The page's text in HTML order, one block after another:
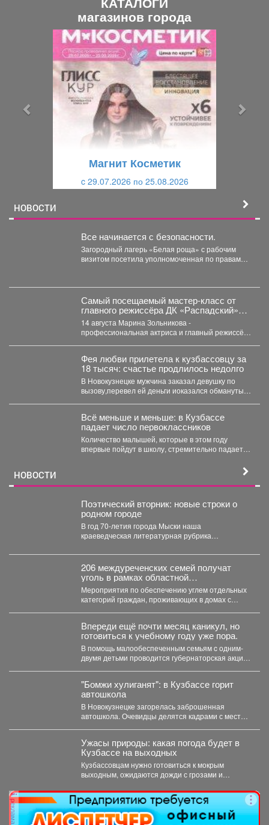
магазинов города
Магнит Косметик
c 29.07.2026 по 25.08.2026
НОВОСТИ
Все начинается с безопасности.
Загородный лагерь «Белая роща» с рабочим
визитом посетила уполномоченная по правам
Самый посещаемый мастер‑класс от
главного режиссёра ДК «Распадский»
возвращается
14 августа Марина Зольникова -
профессиональная актриса и главный режиссёр
Фея любви прилетела к кузбассовцу за
18 тысяч: счастье продлилось недолго
В Новокузнецке мужчина заказал девушку по
вызову,перевел ей деньги иоказался обманутым.
Всё меньше и меньше: в Кузбассе
падает число первоклассников
Количество малышей, которые в этом году
впервые пойдут в школу, стремительно падает в
НОВОСТИ
Поэтический вторник: новые строки о
родном городе
В год 70-летия города Мыски наша
краеведческая литературная рубрика
читателей с...
206 междуреченских семей получат
уголь в рамках областной
благотворительной акции.
Мероприятия по обеспечению углем отдельных
категорий граждан, проживающих в домах с
Впереди ещё почти месяц каникул, но
готовиться к учебному году уже пора.
В помощь малообеспеченным семьям c одним-
двумя детьми проводится губернаторская акция
"Бомжи хулиганят": в Кузбассе горит
автошкола
В Новокузнецке загорелась заброшенная
автошкола. Очевидцы делятся кадрами с места
Ужасы природы: какая погода будет в
Кузбассе на выходных
Кузбассовцам нужно готовиться к мокрым
выходным, ожидаются дожди с грозами и
реклама